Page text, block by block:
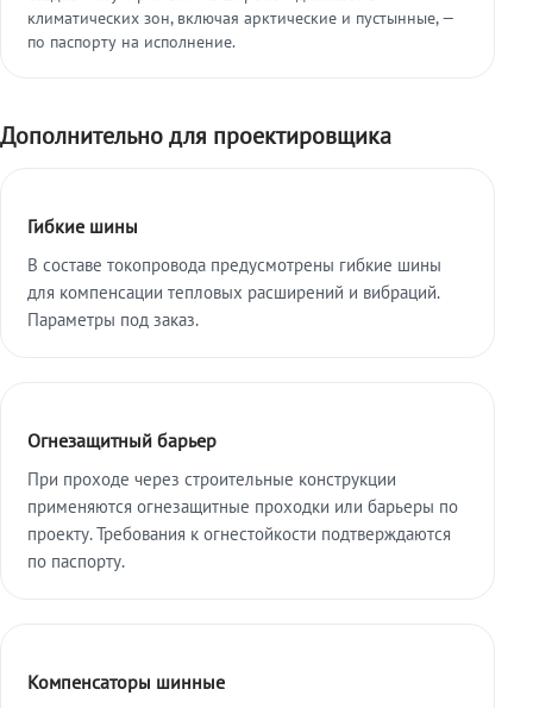
климатических зон, включая арктические и пустынные, —
по паспорту на исполнение.
Дополнительно для проектировщика
Гибкие шины
В составе токопровода предусмотрены гибкие шины
для компенсации тепловых расширений и вибраций.
Параметры под заказ.
Огнезащитный барьер
При проходе через строительные конструкции
применяются огнезащитные проходки или барьеры по
проекту. Требования к огнестойкости подтверждаются
по паспорту.
Компенсаторы шинные